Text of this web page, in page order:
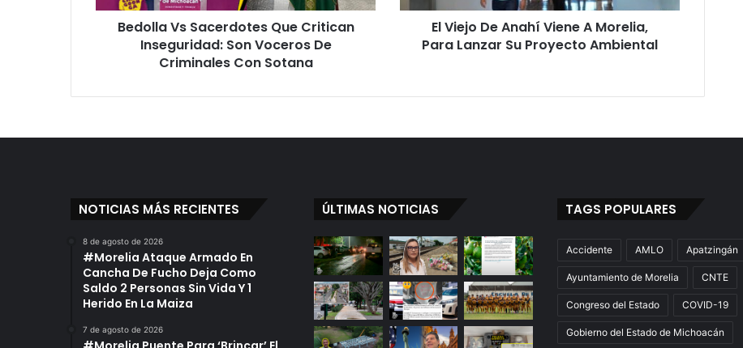
De
Criminales
Bedolla Vs Sacerdotes Que Critican
Inseguridad: Son Voceros De
Criminales Con Sotana
Lanzar
Proyecto
El Viejo De Anahí Viene A Morelia,
Para Lanzar Su Proyecto Ambiental
NOTICIAS MÁS RECIENTES
8 de agosto de 2026
#Morelia Ataque Armado En
Cancha De Fucho Deja Como
Saldo 2 Personas Sin Vida Y 1
Herido En La Maiza
7 de agosto de 2026
ÚLTIMAS NOTICIAS TAGS POPULARES
Accidente AMLO Apatzingán
Ayuntamiento de Morelia CNTE
Congreso del Estado COVID-19
Gobierno del Estado de Michoacán